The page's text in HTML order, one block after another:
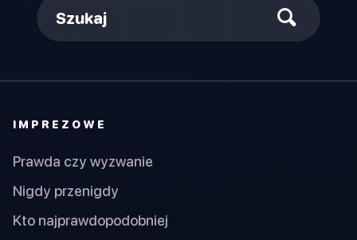
Szukaj
IMPREZOWE
Prawda czy wyzwanie
Nigdy przenigdy
Kto najprawdopodobniej